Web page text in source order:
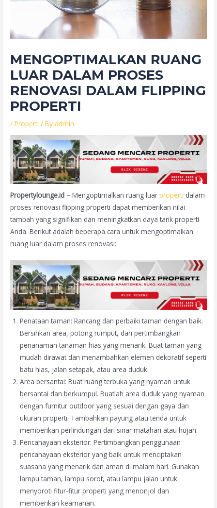
MENGOPTIMALKAN RUANG
LUAR DALAM PROSES
RENOVASI DALAM FLIPPING
PROPERTI
/Properti / By admin
Propertylounge.id –Mengoptimalkan ruang luarproperti dalam
proses renovasi flipping properti dapat memberikan nilai
tambah yang signifikan dan meningkatkan daya tarik properti
Anda. Berikut adalah beberapa cara untuk mengoptimalkan
ruang luar dalam proses renovasi:
Penataan taman: Rancang dan perbaiki taman dengan baik.
Bersihkan area, potong rumput, dan pertimbangkan
penanaman tanaman hias yang menarik. Buat taman yang
mudah dirawat dan menambahkan elemen dekoratif seperti
batu hias, jalan setapak, atau area duduk.
Area bersantai: Buat ruang terbuka yang nyaman untuk
bersantai dan berkumpul. Buatlah area duduk yang nyaman
dengan furnitur outdoor yang sesuai dengan gaya dan
ukuran properti. Tambahkan payung atau tenda untuk
memberikan perlindungan dari sinar matahari atau hujan.
Pencahayaan eksterior: Pertimbangkan penggunaan
pencahayaan eksterior yang baik untuk menciptakan
suasana yang menarik dan aman di malam hari. Gunakan
lampu taman, lampu sorot, atau lampu jalan untuk
menyoroti fitur-fitur properti yang menonjol dan
memberikan keamanan.